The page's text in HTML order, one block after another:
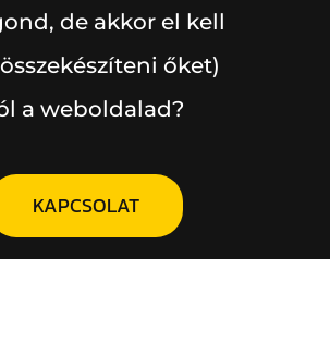
de akkor el kell
őket)
a weboldalad?
KAPCSOLAT